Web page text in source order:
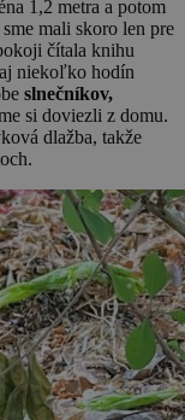
1,2 metra a potom
mali skoro len pre
čítala knihu
niekoľko hodín
slnečníkov,
si doviezli z domu.
dlažba, takže